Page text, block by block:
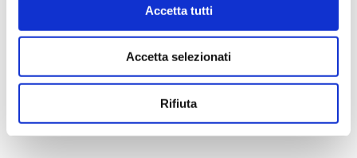
Accetta tutti
Accetta selezionati
Rifiuta
Vi aspettiamo al Challenge Forte Village sabato 27 e
domenica 28 ottobre!